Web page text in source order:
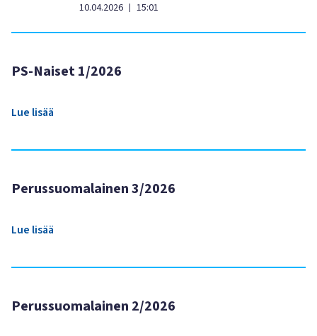
10.04.2026 | 15:01
PS-Naiset 1/2026
Lue lisää
Perussuomalainen 3/2026
Lue lisää
Perussuomalainen 2/2026